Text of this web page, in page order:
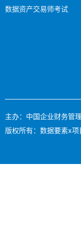
数据资产交易师考试
主办：中国企业财务
版权所有：数据要素x